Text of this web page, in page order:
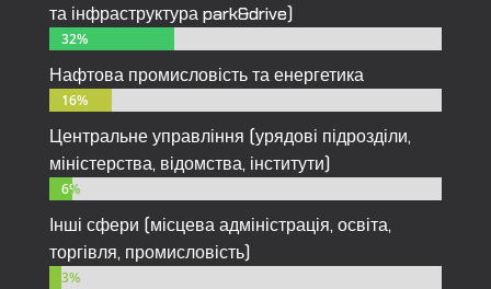
та інфраструктура park&drive)
32%
32%
Нафтова промисловість та енергетика
16%
16%
Центральне управління (урядові підрозділи,
міністерства, відомства, інститути)
6%
6%
Інші сфери (місцева адміністрація, освіта,
торгівля, промисловість)
3%
3%